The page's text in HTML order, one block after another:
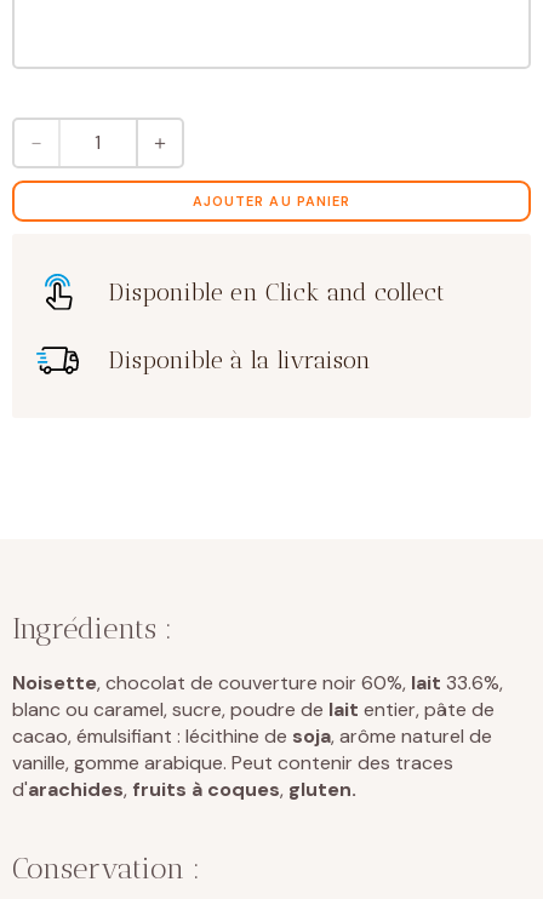
quantité
de
Noisettes
enrobées
de
assortis
－ ＋
AJOUTER AU PANIER
Disponible en Click and collect
Disponible à la livraison
Ingrédients :
Noisette, chocolat de couverture noir 60%, lait 33.6%,
blanc ou caramel, sucre, poudre de lait entier, pâte de
cacao, émulsifiant : lécithine de soja, arôme naturel de
vanille, gomme arabique. Peut contenir des traces
d'arachides, fruits à coques, gluten.
Conservation :